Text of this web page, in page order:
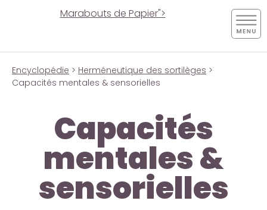
Marabouts de Papier">
Encyclopédie > Herméneutique des sortilèges >
Capacités mentales & sensorielles
Capacités
mentales &
sensorielles